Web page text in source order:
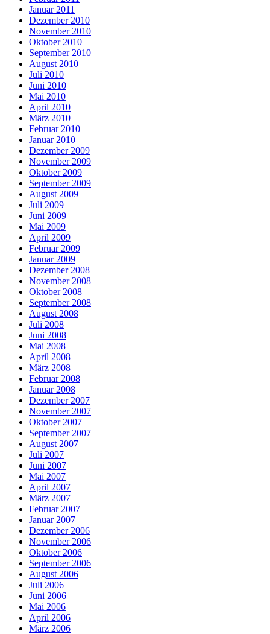
Januar 2011
Dezember 2010
November 2010
Oktober 2010
September 2010
August 2010
Juli 2010
Juni 2010
Mai 2010
April 2010
März 2010
Februar 2010
Januar 2010
Dezember 2009
November 2009
Oktober 2009
September 2009
August 2009
Juli 2009
Juni 2009
Mai 2009
April 2009
Februar 2009
Januar 2009
Dezember 2008
November 2008
Oktober 2008
September 2008
August 2008
Juli 2008
Juni 2008
Mai 2008
April 2008
März 2008
Februar 2008
Januar 2008
Dezember 2007
November 2007
Oktober 2007
September 2007
August 2007
Juli 2007
Juni 2007
Mai 2007
April 2007
März 2007
Februar 2007
Januar 2007
Dezember 2006
November 2006
Oktober 2006
September 2006
August 2006
Juli 2006
Juni 2006
Mai 2006
April 2006
März 2006